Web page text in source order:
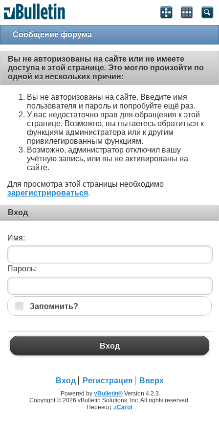
Сообщение форума
Вы не авторизованы на сайте или не имеете
доступа к этой странице. Это могло произойти по
одной из нескольких причин:
Вы не авторизованы на сайте. Введите имя
пользователя и пароль и попробуйте ещё раз.
У вас недостаточно прав для обращения к этой
странице. Возможно, вы пытаетесь обратиться к
функциям администратора или к другим
привилегированным функциям.
Возможно, администратор отключил вашу
учётную запись, или вы не активированы на
сайте.
Для просмотра этой страницы необходимо
зарегистрироваться.
Вход
Имя:
Пароль:
Запомнить?
Вход
Вход Регистрация Вверх
Powered by vBulletin®Version 4.2.3
Copyright © 2026 vBulletin Solutions, Inc. All rights reserved.
Перевод: zCarot